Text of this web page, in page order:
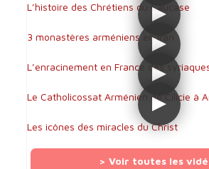
L’histoire des Chrétiens du Caucase
3 monastères arméniens en Iran
L’enracinement en France des
Le Catholicossat Arménien de Cilicie à
Les icônes des miracles du Christ
> Voir toutes les